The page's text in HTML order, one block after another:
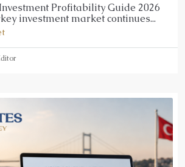
Profitability Guide 2026
investment market continues...